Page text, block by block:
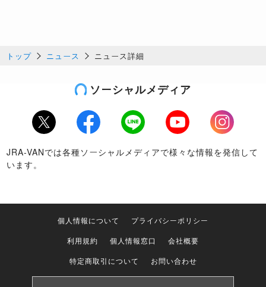
トップ ニュース ニュース詳細
ソーシャルメディア
Twitter Facebook LINE Youtube
Instagram
JRA-VANでは各種ソーシャルメディアで様々な情報を発信して
います。
個人情報について
プライバシーポリシー
利用規約
個人情報窓口
会社概要
特定商取引について
お問い合わせ